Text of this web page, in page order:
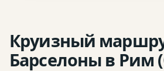
Круизный
Барселоны в Рим